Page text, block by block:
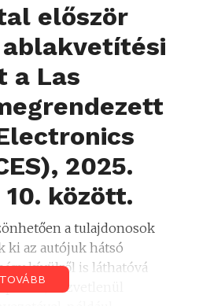
először
a Las
2025.
10. között.
a tulajdonosok
ki az autójuk hátsó
így kívülről is láthatóvá
parkol, közvetlenül
TOVÁBB